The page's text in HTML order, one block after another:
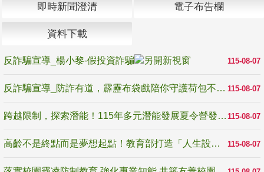
即時新聞澄清 電子布告欄
資料下載
115-08-07
反詐騙宣導_楊小黎-假投資詐騙
115-08-07
反詐騙宣導_防詐有道，霹靂布袋戲陪你守護荷包不受騙
115-08-07
跨越限制，探索潛能！115年多元潛能發展夏令營發掘生命無限可能
115-08-07
高齡不是終點而是夢想起點！教育部打造「人生設計夢工場」 參展第3屆高齡健康產業博覽會